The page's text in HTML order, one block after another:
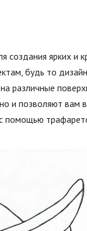
создания ярких и
будь то
различные
и позволяют вам
помощью